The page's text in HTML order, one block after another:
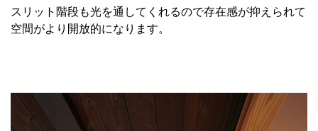
スリット階段も光を通してくれるので存在感が抑えられて
空間がより開放的になります。